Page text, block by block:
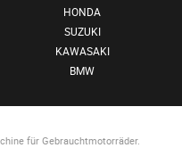
HONDA
SUZUKI
KAWASAKI
BMW
für Gebrauchtmotorräder.